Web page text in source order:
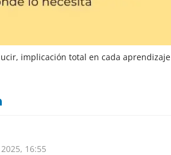
implicación total en cada aprendizaje
16:55